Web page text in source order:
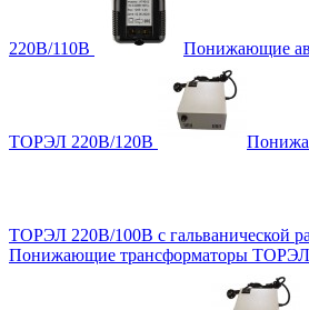
220В/110В Понижающие
ТОРЭЛ 220В/120В
ТОРЭЛ 220В/100В с гальванической
Понижающие трансформаторы